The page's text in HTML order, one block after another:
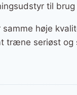
til brug
høje
træne seriøst og